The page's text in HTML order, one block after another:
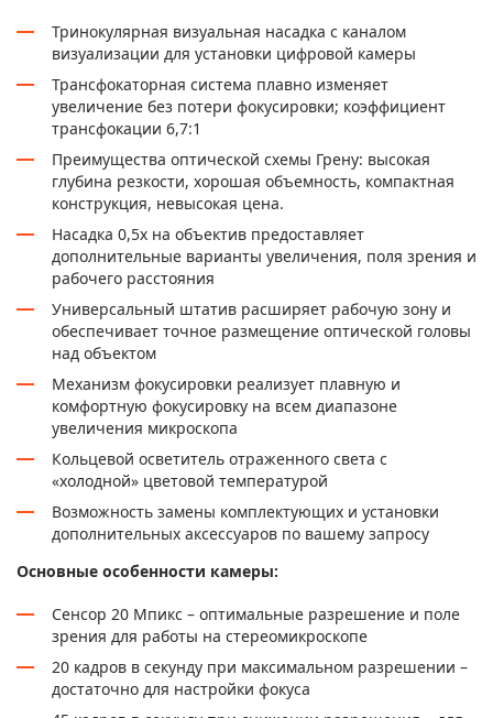
Тринокулярная визуальная насадка c каналом
визуализации для установки цифровой камеры
Трансфокаторная система плавно изменяет
увеличение без потери фокусировки; коэффициент
трансфокации 6,7:1
Преимущества оптической схемы Грену: высокая
глубина резкости, хорошая объемность, компактная
конструкция, невысокая цена.
Насадка 0,5х на объектив предоставляет
дополнительные варианты увеличения, поля зрения и
рабочего расстояния
Универсальный штатив расширяет рабочую зону и
обеспечивает точное размещение оптической головы
над объектом
Механизм фокусировки реализует плавную и
комфортную фокусировку на всем диапазоне
увеличения микроскопа
Кольцевой осветитель отраженного света с
«холодной» цветовой температурой
Возможность замены комплектующих и установки
дополнительных аксессуаров по вашему запросу
Основные особенности камеры:
Сенсор 20 Мпикс – оптимальные разрешение и поле
зрения для работы на стереомикроскопе
20 кадров в секунду при максимальном разрешении –
достаточно для настройки фокуса